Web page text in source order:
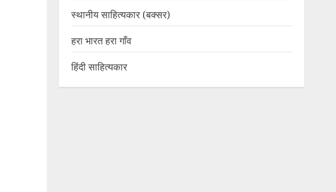
स्थानीय साहित्यकार (बक्सर)
हरा भारत हरा गाँव
हिंदी साहित्यकार